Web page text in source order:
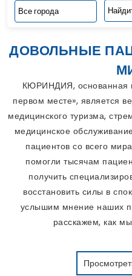
ДОВОЛЬНЫЕ
КЮРИНДИЯ, основанная
первом месте», является
медицинского туризма,
медицинское
пациентов со всего
помогли тысячам
получить
восстановить силы в
услышим мнение наших
расскажем, как